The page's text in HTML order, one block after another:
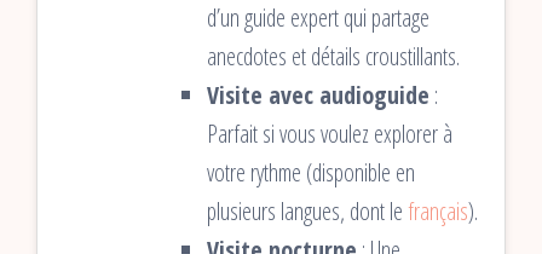
d’un guide expert qui partage
anecdotes et détails croustillants.
Visite avec audioguide :
Parfait si vous voulez explorer à
votre rythme (disponible en
plusieurs langues, dont lefrançais).